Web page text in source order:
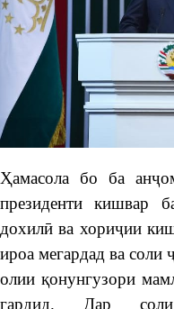
Ҳамасола бо ба
президенти кишвар
дохилӣ ва хориҷии
ироа мегардад ва
олии қонунгузори
гардид. Дар соли